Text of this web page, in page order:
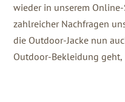
wieder in unserem
zahlreicher Nachfragen
die Outdoor-Jacke nun
Outdoor-Bekleidung